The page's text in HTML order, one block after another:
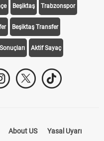
Beşiktaş Trabzonspor
Beşiktaş Transfer
Aktif Sayaç
About US Yasal Uyarı